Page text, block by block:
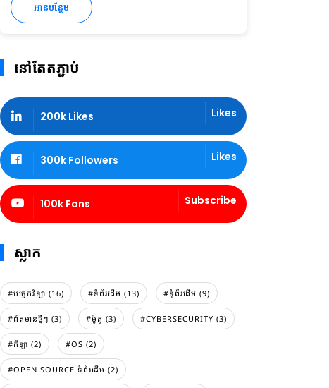
អានបន្ថែម
នៅតែតភ្ជាប់
200k Likes Likes
300k Followers Likes
100k Fans Subscribe
ស្លាក
#បច្ចេកវិទ្យា (16) #ទំព័រដេីម (13) #ទំុព័រដេីម (9)
#ព័តមានថ្មីៗ (3) #ម៉ូតូ (3) #CYBERSECURITY (3)
#កីឡា (2) #OS (2)
#OPEN SOURCE ទំព័រដើម (2)